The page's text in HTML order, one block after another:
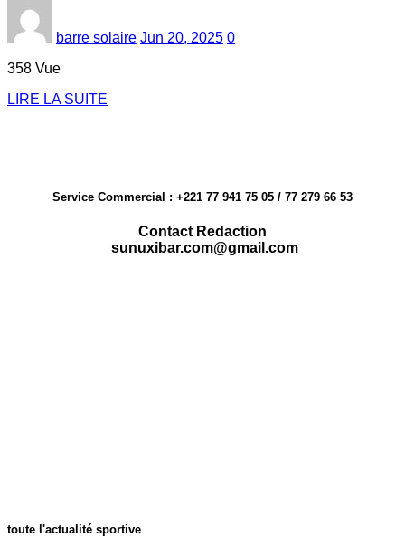
barre solaire Jun 20, 2025 0
358 Vue
LIRE LA SUITE
Service Commercial : +221 77 941 75 05 / 77 279 66 53
Contact Redaction
sunuxibar.com@gmail.com
toute l'actualité sportive